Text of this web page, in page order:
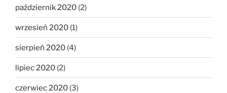
październik 2020 (2)
wrzesień 2020 (1)
sierpień 2020 (4)
lipiec 2020 (2)
czerwiec 2020 (3)